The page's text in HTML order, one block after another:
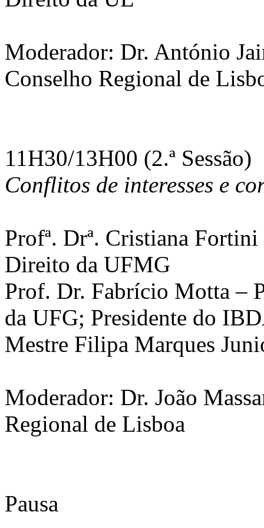
Moderador: Dr. António
Conselho Regional de
11H30/13H00 (2.ª Sessão)
Conflitos de interesses e
Profª. Drª. Cristiana
Direito da UFMG
Prof. Dr. Fabrício Motta –
da UFG; Presidente do
Mestre Filipa Marques
Moderador: Dr. João
Regional de Lisboa
Pausa